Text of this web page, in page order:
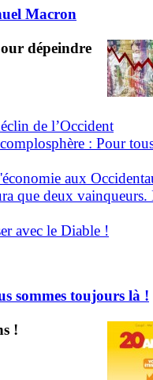
Macron
dépeindre
de l’Occident
: Pour
aux
que deux vainqueurs.
avec le Diable !
sommes toujours là !
!